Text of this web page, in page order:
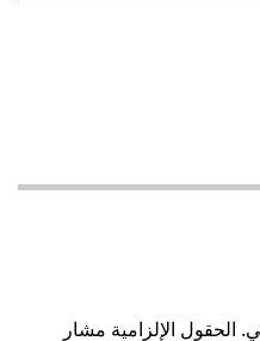
الحقول الإلزامية مشار